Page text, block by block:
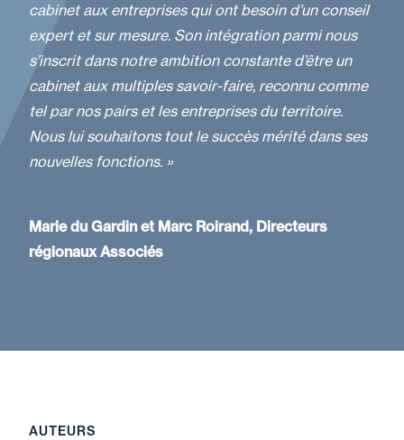
cabinet aux entreprises qui ont besoin d’un conseil
expert et sur mesure. Son intégration parmi nous
s’inscrit dans notre ambition constante d’être un
cabinet aux multiples savoir-faire, reconnu comme
tel par nos pairs et les entreprises du territoire.
Nous lui souhaitons tout le succès mérité dans ses
nouvelles fonctions. »
Marie du Gardin et Marc Roirand, Directeurs
régionaux Associés
AUTEURS